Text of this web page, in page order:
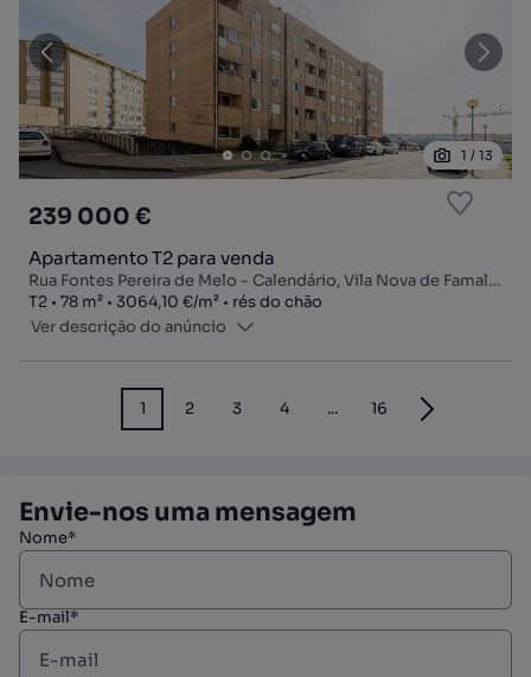
1 / 13
239 000 €
Apartamento T2 para venda
Rua Fontes Pereira de Melo - Calendário, Vila Nova de Famalicão e Calendário, Vila Nova de Famalicão, Braga
Tipologia
T2
Zona78 m²
Preço por metro quadrado
3064,10 €/m²
Andar
rés do chão
Ver descrição do anúncio
1 2 3 4 ... 16
Envie-nos uma mensagem
Nome*
E-mail*